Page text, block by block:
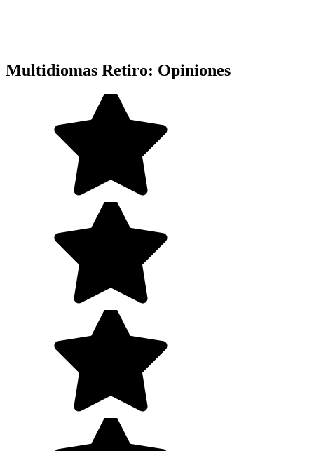
Multidiomas Retiro: Opiniones